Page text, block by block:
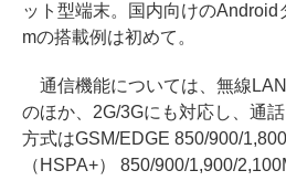
ット型端末。国内向けのAndroid
mの搭載例は初めて。
通信機能については、無線LAN
のほか、2G/3Gにも対応し、通
方式はGSM/EDGE 850/900/
（HSPA+） 850/900/1,900/